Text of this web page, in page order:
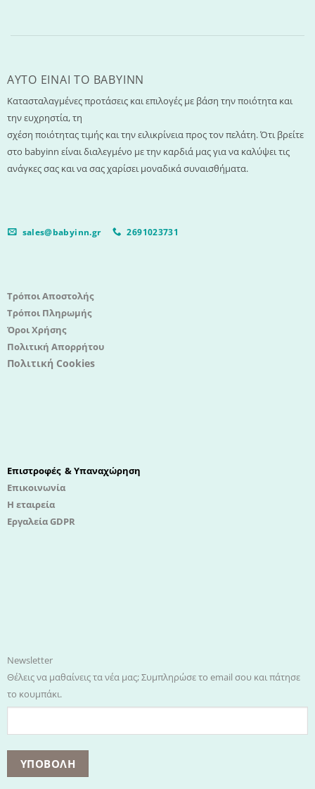
AYTO EINAI TO ΒΑΒΥΙΝΝ
Κατασταλαγμένες προτάσεις και επιλογές με βάση την ποιότητα και
την ευχρηστία, τη
σχέση ποιότητας τιμής και την ειλικρίνεια προς τον πελάτη. Ότι βρείτε
στο babyinn είναι διαλεγμένο με την καρδιά μας για να καλύψει τις
ανάγκες σας και να σας χαρίσει μοναδικά συναισθήματα.
sales@babyinn.gr 2691023731
Τρόποι Αποστολής
Τρόποι Πληρωμής
Όροι Χρήσης
Πολιτική Απορρήτου
Πολιτική Cookies
Επιστροφές & Υπαναχώρηση
Επικοινωνία
Η εταιρεία
Εργαλεία GDPR
Newsletter
Θέλεις να μαθαίνεις τα νέα μας; Συμπληρώσε το email σου και πάτησε
το κουμπάκι.